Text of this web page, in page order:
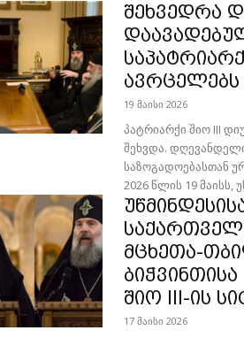
შეხვედრა
ავრცელებს
19 მაისი 2026
პატრიარქი შიო III
შეხვდა.
საზოგადოებასთან
2026 წლის 19 მაისს,
მცხეთა-
შიო III-ის
17 მაისი 2026